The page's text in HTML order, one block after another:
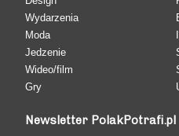
Wydarzenia
Moda
Jedzenie
Wideo/film
Gry
Newsletter PolakPotrafi.pl